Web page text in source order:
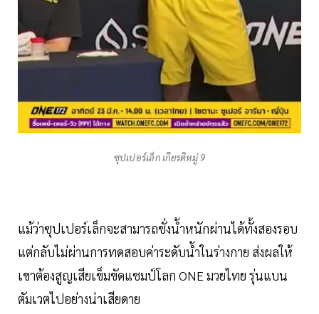
ซุปเปอร์เล็ก เกียรติหมู่ 9
แม้ว่าซุปเปอร์เล็กจะสามารถชั่งน้ำหนักผ่านได้ทั้งสองรอบ
แต่กลับไม่ผ่านการทดสอบค่าระดับน้ำในร่างกาย ส่งผลให้
เขาต้องสูญเสียเข็มขัดแชมป์โลก ONE มวยไทย รุ่นแบน
ตัมเวตไปอย่างน่าเสียดาย